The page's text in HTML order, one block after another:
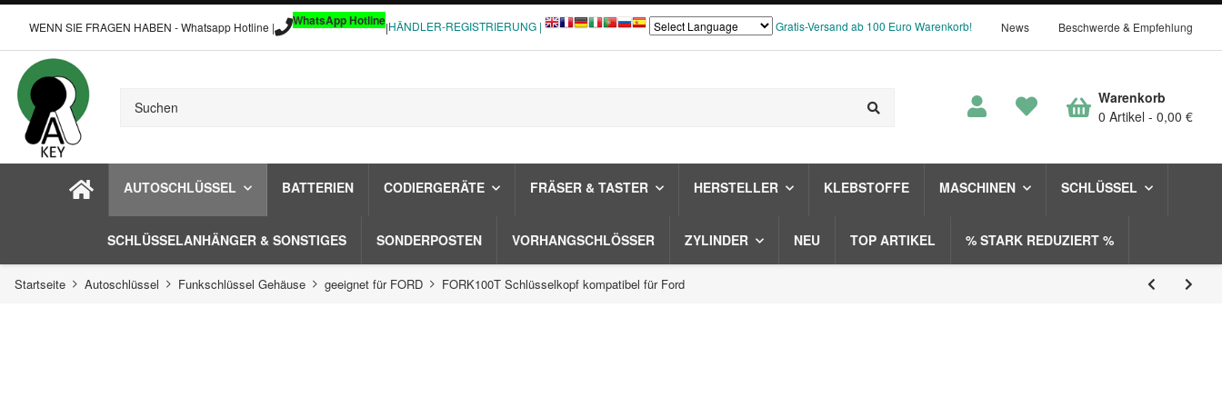
WENN SIE FRAGEN HABEN - Whatsapp Hotline | WhatsApp Hotline|HÄNDLER-REGISTRIERUNG | Gratis-Versand ab 100 Euro Warenkorb! News Beschwerde & Empfehlung
AUTOSCHLÜSSEL BATTERIEN CODIERGERÄTE FRÄSER & TASTER HERSTELLER KLEBSTOFFE MASCHINEN SCHLÜSSEL
SCHLÜSSELANHÄNGER & SONSTIGES SONDERPOSTEN VORHANGSCHLÖSSER ZYLINDER NEU TOP ARTIKEL % STARK REDUZIERT %
Warenkorb
0 Artikel
0,00 €
Startseite Autoschlüssel Funkschlüssel Gehäuse geeignet für FORD FORK100T Schlüsselkopf kompatibel für Ford